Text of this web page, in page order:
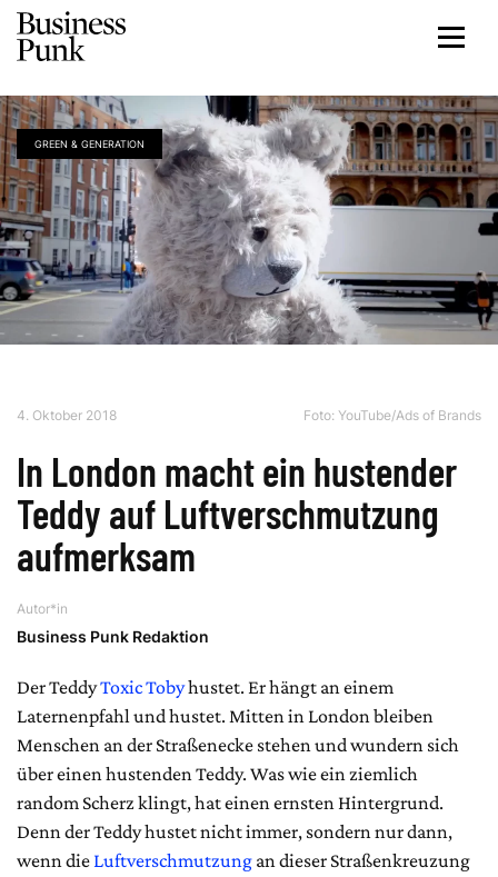
GREEN & GENERATION
4. Oktober 2018 Foto: YouTube/Ads of Brands
In London macht ein hustender
Teddy auf Luftverschmutzung
aufmerksam
Autor*in
Business Punk Redaktion
Der TeddyToxic Tobyhustet. Er hängt an einem
Laternenpfahl und hustet. Mitten in London bleiben
Menschen an der Straßenecke stehen und wundern sich
über einen hustenden Teddy. Was wie ein ziemlich
random Scherz klingt, hat einen ernsten Hintergrund.
Denn der Teddy hustet nicht immer, sondern nur dann,
wenn dieLuftverschmutzung an dieser Straßenkreuzung